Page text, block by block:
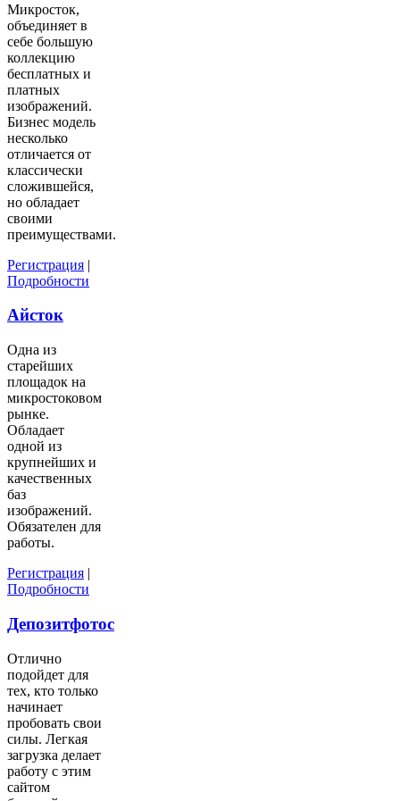
Микросток,
объединяет в
себе большую
коллекцию
бесплатных и
платных
изображений.
Бизнес модель
несколько
отличается от
классически
сложившейся,
но обладает
своими
преимуществами.
Регистрация |
Подробности
Айсток
Одна из
старейших
площадок на
микростоковом
рынке.
Обладает
одной из
крупнейших и
качественных
баз
изображений.
Обязателен для
работы.
Регистрация |
Подробности
Депозитфотос
Отлично
подойдет для
тех, кто только
начинает
пробовать свои
силы. Легкая
загрузка делает
работу с этим
сайтом